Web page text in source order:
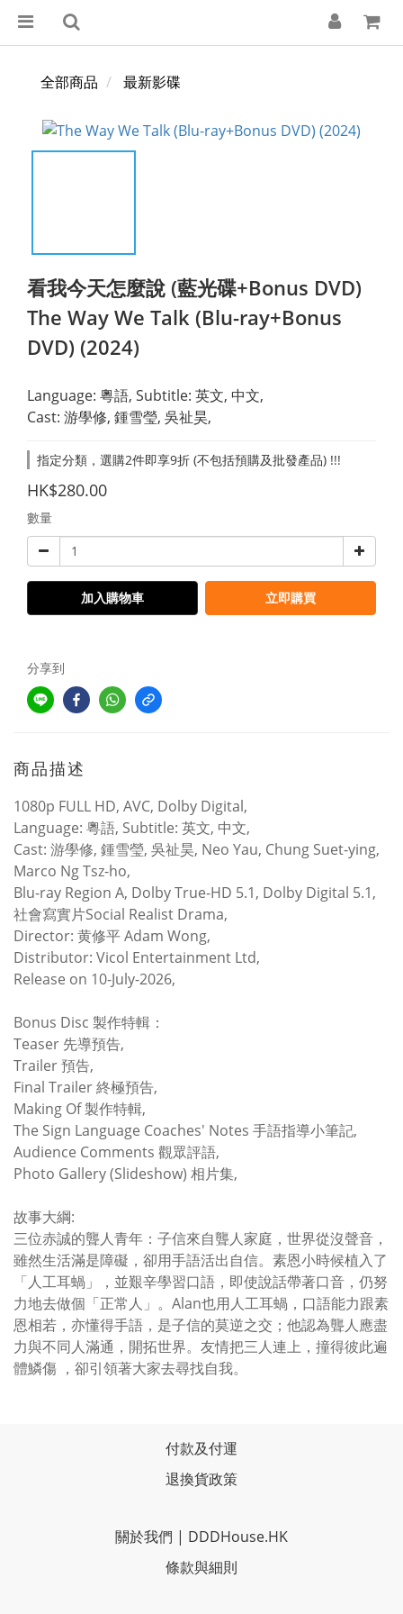
全部商品 最新影碟
看我今天怎麼說 (藍光碟+Bonus DVD)
The Way We Talk (Blu-ray+Bonus
DVD) (2024)
Language: 粵語, Subtitle: 英文, 中文,
Cast: 游學修, 鍾雪瑩, 吳祉昊,
指定分類，選購2件即享9折 (不包括預購及批發產品) !!!
HK$280.00
數量
加入購物車 立即購買
分享到
商品描述
1080p FULL HD, AVC, Dolby Digital,
Language: 粵語, Subtitle: 英文, 中文,
Cast: 游學修, 鍾雪瑩, 吳祉昊, Neo Yau, Chung Suet-ying,
Marco Ng Tsz-ho,
Blu-ray Region A, Dolby True-HD 5.1, Dolby Digital 5.1,
社會寫實片Social Realist Drama,
Director: 黄修平 Adam Wong,
Distributor: Vicol Entertainment Ltd,
Release on 10-July-2026,
Bonus Disc 製作特輯：
Teaser 先導預告,
Trailer 預告,
Final Trailer 終極預告,
Making Of 製作特輯,
The Sign Language Coaches' Notes 手語指導小筆記,
Audience Comments 觀眾評語,
Photo Gallery (Slideshow) 相片集,
故事大綱:
三位赤誠的聾人青年：子信來自聾人家庭，世界從沒聲音，
雖然生活滿是障礙，卻用手語活出自信。素恩小時候植入了
「人工耳蝸」，並艱辛學習口語，即使說話帶著口音，仍努
力地去做個「正常人」。Alan也用人工耳蝸，口語能力跟素
恩相若，亦懂得手語，是子信的莫逆之交；他認為聾人應盡
力與不同人滿通，開拓世界。友情把三人連上，撞得彼此遍
體鱗傷 ，卻引領著大家去尋找自我。
付款及付運
退換貨政策
關於我們 | DDDHouse.HK
條款與細則